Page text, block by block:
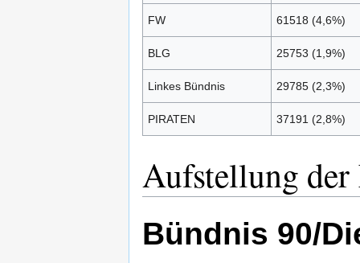
FW 61518 (4,6%)
BLG 25753 (1,9%)
Linkes Bündnis 29785 (2,3%)
PIRATEN 37191 (2,8%)
Aufstellung
Bündnis 90/